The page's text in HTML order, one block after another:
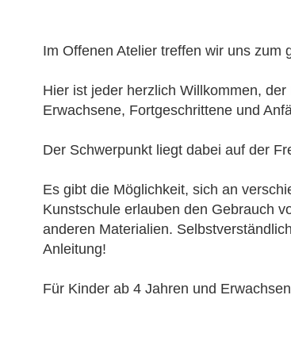
Im Offenen Atelier treffen wir uns zum
Hier ist jeder herzlich Willkommen,
Erwachsene, Fortgeschrittene und
Der Schwerpunkt liegt dabei auf der
Es gibt die Möglichkeit, sich an
Kunstschule erlauben den Gebrauch
anderen Materialien.
Anleitung!
Für Kinder ab 4 Jahren und